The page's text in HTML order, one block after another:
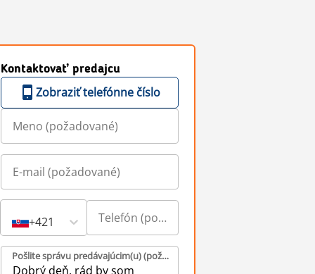
Kontaktovať predajcu
Zobraziť telefónne číslo
+421
Pošlite správu predávajúcim(u) (požadované)